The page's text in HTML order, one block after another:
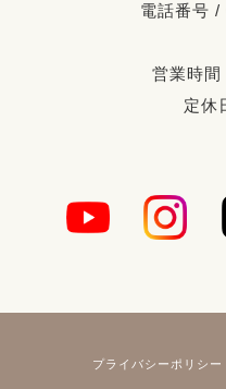
電話番号 /
営業時
定休
プライバシーポリシー